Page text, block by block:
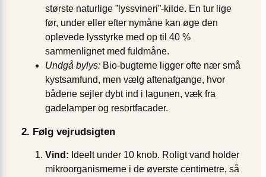
største naturlige ”lyssvineri”-kilde. En tur lige
før, under eller efter nymåne kan øge den
oplevede lysstyrke med op til 40 %
sammenlignet med fuldmåne.
Undgå bylys: Bio-bugterne ligger ofte nær små
kystsamfund, men vælg aftenafgange, hvor
bådene sejler dybt ind i lagunen, væk fra
gadelamper og resortfacader.
2. Følg vejrudsigten
Vind: Ideelt under 10 knob. Roligt vand holder
mikroorganismerne i de øverste centimetre, så